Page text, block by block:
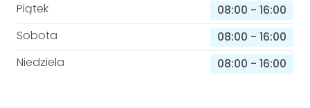
Piątek
08:00 - 16:00
Sobota
08:00 - 16:00
Niedziela
08:00 - 16:00